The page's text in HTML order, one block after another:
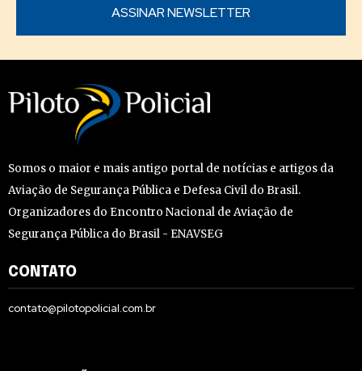
Somos o maior e mais antigo portal de notícias e artigos da
Aviação de Segurança Pública e Defesa Civil do Brasil.
Organizadores do Encontro Nacional de Aviação de
Segurança Pública do Brasil - ENAVSEG
CONTATO
contato@pilotopolicial.com.br